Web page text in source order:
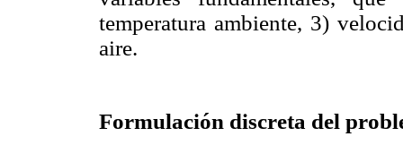
temperatura ambiente, 3)
aire.
Formulación discreta del